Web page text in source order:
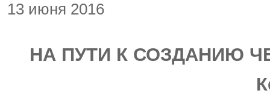
13 июня 2016
НА ПУТИ К СОЗДАНИЮ